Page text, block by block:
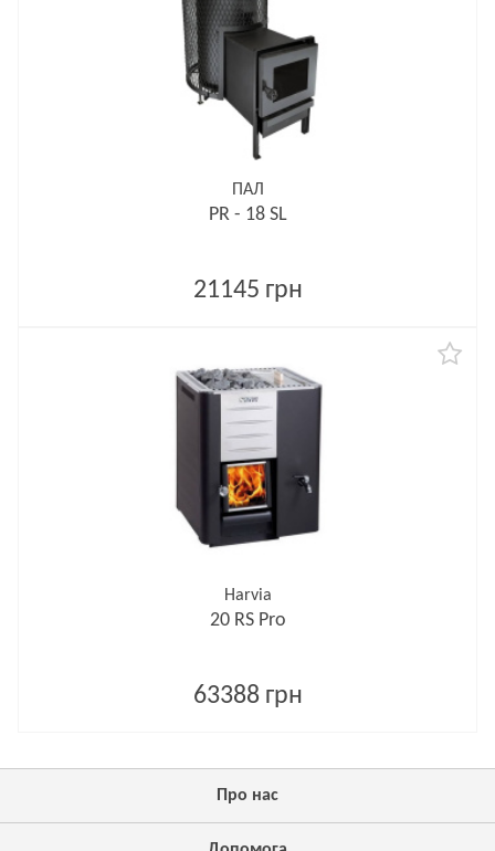
ПАЛ
PR - 18 SL
21145 грн
Harvia
20 RS Pro
63388 грн
Про нас